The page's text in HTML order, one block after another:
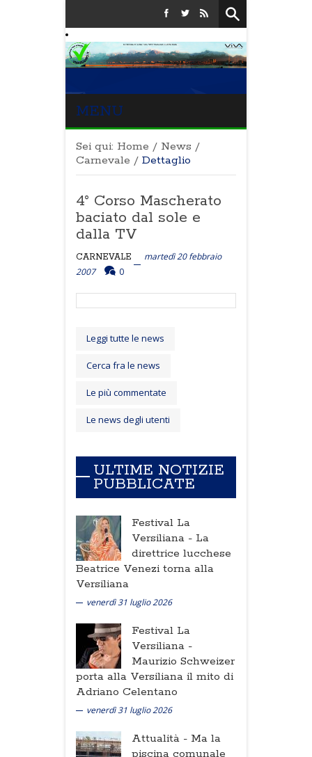
MENU
Sei qui: Home / News /
Carnevale / Dettaglio
4° Corso Mascherato
baciato dal sole e
dalla TV
CARNEVALE
martedì 20 febbraio
2007
0
Leggi tutte le news
Cerca fra le news
Le più commentate
Le news degli utenti
ULTIME NOTIZIE
PUBBLICATE
Festival La
Versiliana - La
direttrice lucchese
Beatrice Venezi torna alla
Versiliana
venerdì 31 luglio 2026
Festival La
Versiliana -
Maurizio Schweizer
porta alla Versiliana il mito di
Adriano Celentano
venerdì 31 luglio 2026
Attualità - Ma la
piscina comunale